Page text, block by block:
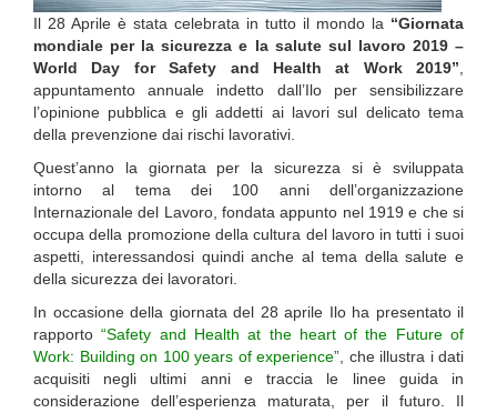
Il 28 Aprile è stata celebrata in tutto il mondo la “Giornata
mondiale per la sicurezza e la salute sul lavoro 2019 –
World Day for Safety and Health at Work 2019”,
appuntamento annuale indetto dall’Ilo per sensibilizzare
l’opinione pubblica e gli addetti ai lavori sul delicato tema
della prevenzione dai rischi lavorativi.
Quest’anno la giornata per la sicurezza si è sviluppata
intorno al tema dei 100 anni dell’organizzazione
Internazionale del Lavoro, fondata appunto nel 1919 e che si
occupa della promozione della cultura del lavoro in tutti i suoi
aspetti, interessandosi quindi anche al tema della salute e
della sicurezza dei lavoratori.
In occasione della giornata del 28 aprile Ilo ha presentato il
rapporto“Safety and Health at the heart of the Future of
Work: Building on 100 years of experience”, che illustra i dati
acquisiti negli ultimi anni e traccia le linee guida in
considerazione dell’esperienza maturata, per il futuro. Il